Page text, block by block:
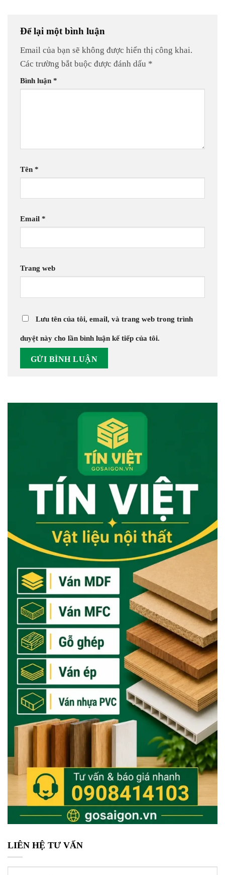
Để lại một bình luận
Email của bạn sẽ không được hiển thị công khai.
Các trường bắt buộc được đánh dấu *
Bình luận *
Tên *
Email *
Trang web
Lưu tên của tôi, email, và trang web trong trình
duyệt này cho lần bình luận kế tiếp của tôi.
LIÊN HỆ TƯ VẤN